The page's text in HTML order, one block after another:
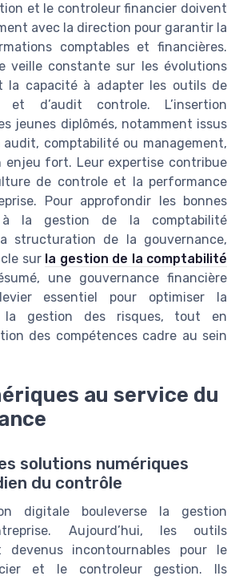
et le controleur financier doivent
avec la direction pour garantir la
comptables et financières.
veille constante sur les évolutions
la capacité à adapter les outils de
et d’audit controle. L’insertion
jeunes diplômés, notamment issus
comptabilité ou management,
enjeu fort. Leur expertise contribue
de controle et la performance
Pour approfondir les bonnes
à la gestion de la comptabilité
structuration de la gouvernance,
sur la gestion de la comptabilité
une gouvernance financière
essentiel pour optimiser la
la gestion des risques, tout en
des compétences cadre au sein
au service du
solutions numériques
du contrôle
digitale bouleverse la gestion
Aujourd’hui, les outils
devenus incontournables pour le
et le controleur gestion. Ils